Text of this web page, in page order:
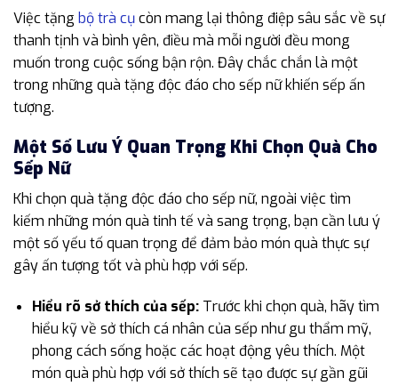
Việc tặng bộ trà cụcòn mang lại thông điệp sâu sắc về sự
thanh tịnh và bình yên, điều mà mỗi người đều mong
muốn trong cuộc sống bận rộn. Đây chắc chắn là một
trong những quà tặng độc đáo cho sếp nữ khiến sếp ấn
tượng.
Một Số Lưu Ý Quan Trọng Khi Chọn Quà Cho
Sếp Nữ
Khi chọn quà tặng độc đáo cho sếp nữ, ngoài việc tìm
kiếm những món quà tinh tế và sang trọng, bạn cần lưu ý
một số yếu tố quan trọng để đảm bảo món quà thực sự
gây ấn tượng tốt và phù hợp với sếp.
Hiểu rõ sở thích của sếp:Trước khi chọn quà, hãy tìm
hiểu kỹ về sở thích cá nhân của sếp như gu thẩm mỹ,
phong cách sống hoặc các hoạt động yêu thích. Một
món quà phù hợp với sở thích sẽ tạo được sự gần gũi